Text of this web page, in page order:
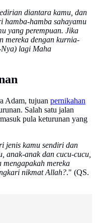
diantara kamu, dan
hamba-hamba sahayamu
yang perempuan. Jika
mereka dengan kurnia-
lagi Maha
Adam, tujuan pernikahan
Salah satu jalan
pula keturunan yang
jenis kamu sendiri dan
anak-anak dan cucu-cucu,
mereka
nikmat Allah?." (QS.